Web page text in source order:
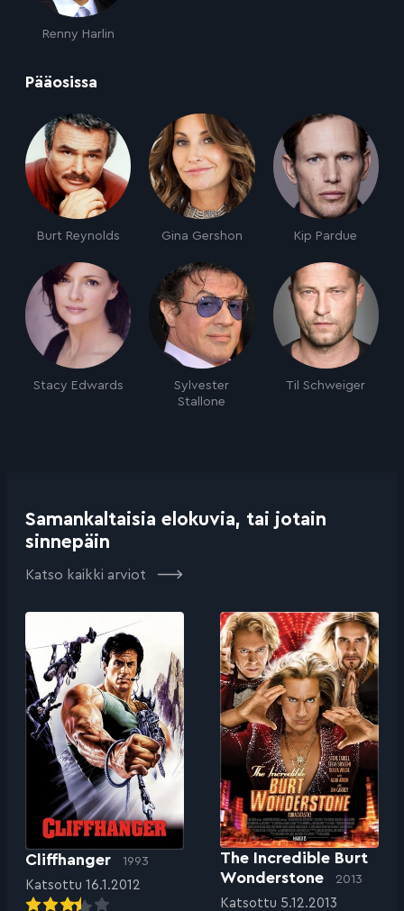
Renny Harlin
Pääosissa
Burt Reynolds Gina Gershon Kip Pardue
Stacy Edwards
Sylvester
Stallone
Til Schweiger
Samankaltaisia elokuvia, tai jotain
sinnepäin
Katso kaikki arviot
Cliffhanger 1993
Katsottu 16.1.2012
The Incredible Burt
Wonderstone
2013
Katsottu 5.12.2013